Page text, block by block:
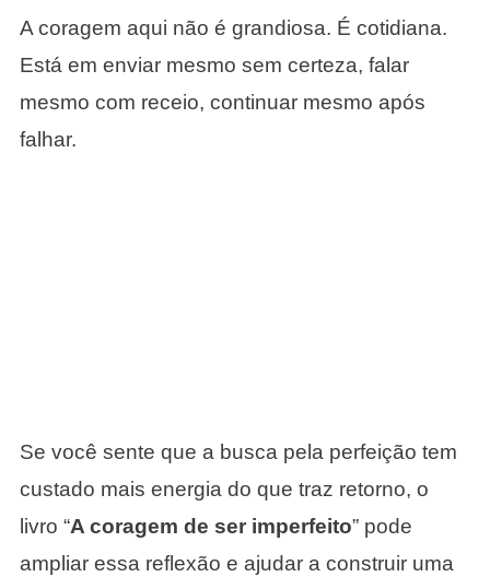
A coragem aqui não é grandiosa. É cotidiana.
Está em enviar mesmo sem certeza, falar
mesmo com receio, continuar mesmo após
falhar.
Se você sente que a busca pela perfeição tem
custado mais energia do que traz retorno, o
livro “A coragem de ser imperfeito” pode
ampliar essa reflexão e ajudar a construir uma